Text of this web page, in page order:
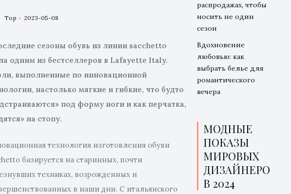
Top 2023-05-08
сезоны обувь из линии sacchetto
одним из бестселлеров в Lafayette Italy.
выполненные по инновационной
настолько мягкие и гибкие, что будто
под форму ноги и как перчатка,
на стопу.
технология изготовления обуви
базируется на старинных, почти
техниках, возрожденных и
в наши дни. С итальянского
распродажах, чтобы
носить не один
сезон
Вдохновение
любовью: как
выбрать белье для
романтического
вечера
МОДНЫЕ
ПОКАЗЫ
МИРОВЫХ
ДИЗАЙНЕРО
В 2024